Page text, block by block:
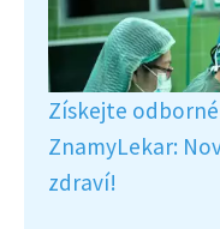
Získejte
ZnamyLekar:
zdraví!